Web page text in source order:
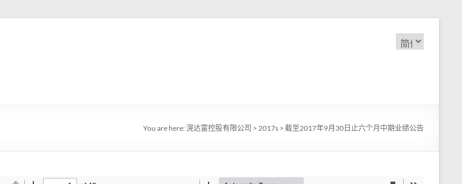
选
择
You are here: 滉达富控股有限公司 > 2017s > 截至2017年9月30日止六个月中期业绩公告